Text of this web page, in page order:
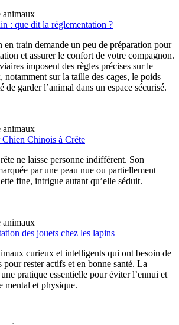
animaux
: que dit la réglementation ?
en train demande un peu de préparation pour
et assurer le confort de votre compagnon.
imposent des règles précises sur le
notamment sur la taille des cages, le poids
de garder l’animal dans un espace sécurisé.
animaux
Chinois à Crête
ne laisse personne indifférent. Son
par une peau nue ou partiellement
fine, intrigue autant qu’elle séduit.
animaux
des jouets chez les lapins
curieux et intelligents qui ont besoin de
rester actifs et en bonne santé. La
pratique essentielle pour éviter l’ennui et
mental et physique.